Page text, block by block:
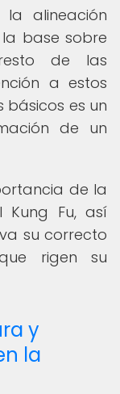
alineación
base sobre
de las
a estos
básicos es un
de un
de la
Fu, así
su correcto
rigen su
y
la